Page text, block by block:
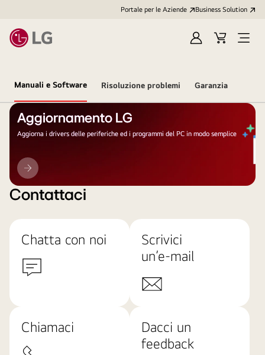
Portale per le Aziende Business Solution
AccediCart
Open
Manuali e Software Risoluzione problemi Garanzia
Aggiornamento LG
Aggiorna i drivers delle periferiche ed i programmi del PC in modo semplice
Aggiornamento
LG
Contattaci
Chatta con noi
Scrivici
un’e-mail
Chiamaci
Dacci un
feedback